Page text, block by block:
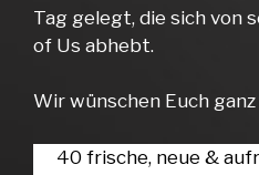
Tag gelegt, die sich von
of Us abhebt.
Wir wünschen Euch
40 frische, neue &